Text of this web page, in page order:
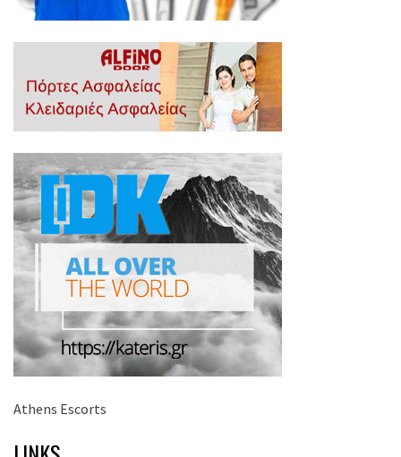
Athens Escorts